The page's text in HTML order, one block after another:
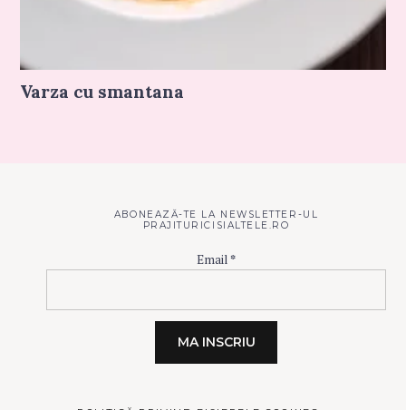
Varza cu smantana
ABONEAZĂ-TE LA NEWSLETTER-UL
PRAJITURICISIALTELE.RO
Email*